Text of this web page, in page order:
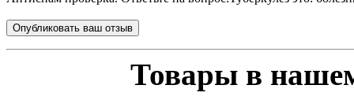
Товары в